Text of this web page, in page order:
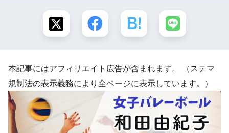
本記事にはアフィリエイト広告が含まれます。 （ステマ
規制法の表示義務により全ページに表示しています。）